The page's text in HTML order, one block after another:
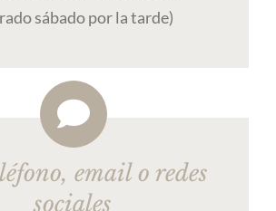
sábado por la tarde)
email o redes
sociales